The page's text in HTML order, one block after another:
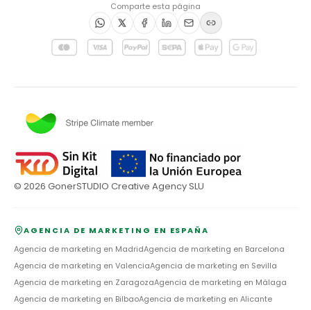
Comparte esta página
© 2026 GonerSTUDIO Creative Agency SLU
AGENCIA DE MARKETING EN ESPAÑA
Agencia de marketing en MadridAgencia de marketing en Barcelona
Agencia de marketing en ValenciaAgencia de marketing en Sevilla
Agencia de marketing en ZaragozaAgencia de marketing en Málaga
Agencia de marketing en BilbaoAgencia de marketing en Alicante